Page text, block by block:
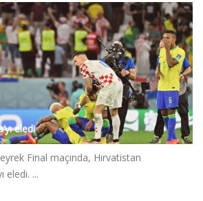
eledi
Final maçında, Hırvatistan
eledi. ...